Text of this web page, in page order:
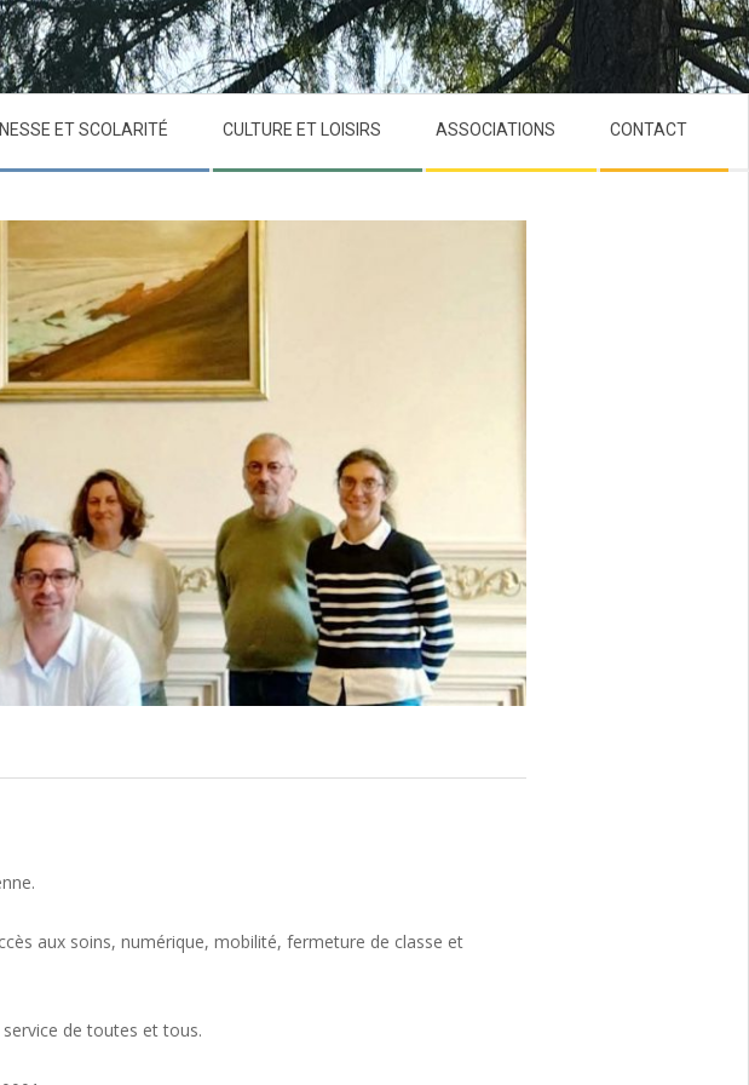
ET SCOLARITÉ CULTURE ET LOISIRS ASSOCIATIONS CONTACT
aux soins, numérique, mobilité, fermeture de classe et
de toutes et tous.